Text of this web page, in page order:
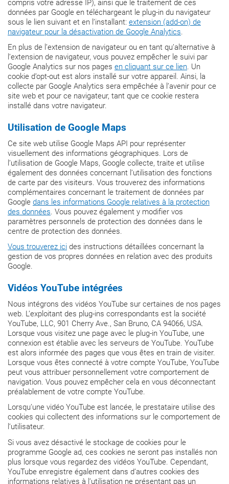
compris votre adresse IP), ainsi que le traitement de ces
données par Google en téléchargeant le plug-in du navigateur
sous le lien suivant et en l’installant: extension (add-on) de
navigateur pour la désactivation de Google Analytics.
En plus de l’extension de navigateur ou en tant qu’alternative à
l’extension de navigateur, vous pouvez empêcher le suivi par
Google Analytics sur nos pages en cliquant sur ce lien. Un
cookie d’opt-out est alors installé sur votre appareil. Ainsi, la
collecte par Google Analytics sera empêchée à l’avenir pour ce
site web et pour ce navigateur, tant que ce cookie restera
installé dans votre navigateur.
Utilisation de Google Maps
Ce site web utilise Google Maps API pour représenter
visuellement des informations géographiques. Lors de
l’utilisation de Google Maps, Google collecte, traite et utilise
également des données concernant l’utilisation des fonctions
de carte par des visiteurs. Vous trouverez des informations
complémentaires concernant le traitement de données par
Google dans les informations Google relatives à la protection
des données. Vous pouvez également y modifier vos
paramètres personnels de protection des données dans le
centre de protection des données.
Vous trouverez ici des instructions détaillées concernant la
gestion de vos propres données en relation avec des produits
Google.
Vidéos YouTube intégrées
Nous intégrons des vidéos YouTube sur certaines de nos pages
web. L’exploitant des plug-ins correspondants est la société
YouTube, LLC, 901 Cherry Ave., San Bruno, CA 94066, USA.
Lorsque vous visitez une page avec le plug-in YouTube, une
connexion est établie avec les serveurs de YouTube. YouTube
est alors informée des pages que vous êtes en train de visiter.
Lorsque vous êtes connecté à votre compte YouTube, YouTube
peut vous attribuer personnellement votre comportement de
navigation. Vous pouvez empêcher cela en vous déconnectant
préalablement de votre compte YouTube.
Lorsqu’une vidéo YouTube est lancée, le prestataire utilise des
cookies qui collectent des informations sur le comportement de
l‘utilisateur.
Si vous avez désactivé le stockage de cookies pour le
programme Google ad, ces cookies ne seront pas installés non
plus lorsque vous regardez des vidéos YouTube. Cependant,
YouTube enregistre également dans d’autres cookies des
informations relatives à l’utilisation ne présentant pas un